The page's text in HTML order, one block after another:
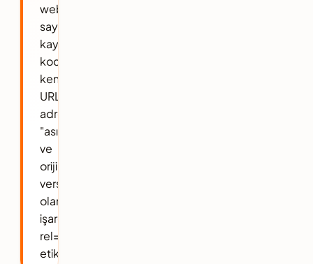
web
sayfasının
kaynak
kodunda,
kendi
URL
adresini
"asıl
ve
orijinal
versiyon"
olarak
işaretlediği
rel="canonical"
etiketidir.